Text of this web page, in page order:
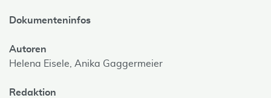
Dokumenteninfos
Autoren
Helena Eisele, Anika Gaggermeier
Redaktion